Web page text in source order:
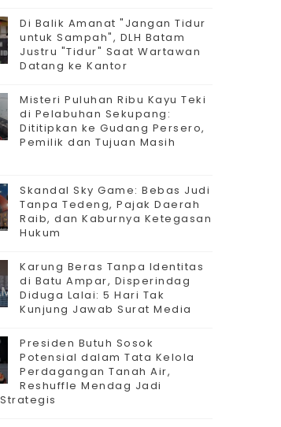
Di Balik Amanat "Jangan Tidur
untuk Sampah", DLH Batam
Justru "Tidur" Saat Wartawan
Datang ke Kantor
Misteri Puluhan Ribu Kayu Teki
di Pelabuhan Sekupang:
Dititipkan ke Gudang Persero,
Pemilik dan Tujuan Masih
Skandal Sky Game: Bebas Judi
Tanpa Tedeng, Pajak Daerah
Raib, dan Kaburnya Ketegasan
Hukum
Karung Beras Tanpa Identitas
di Batu Ampar, Disperindag
Diduga Lalai: 5 Hari Tak
Kunjung Jawab Surat Media
Presiden Butuh Sosok
Potensial dalam Tata Kelola
Perdagangan Tanah Air,
Reshuffle Mendag Jadi